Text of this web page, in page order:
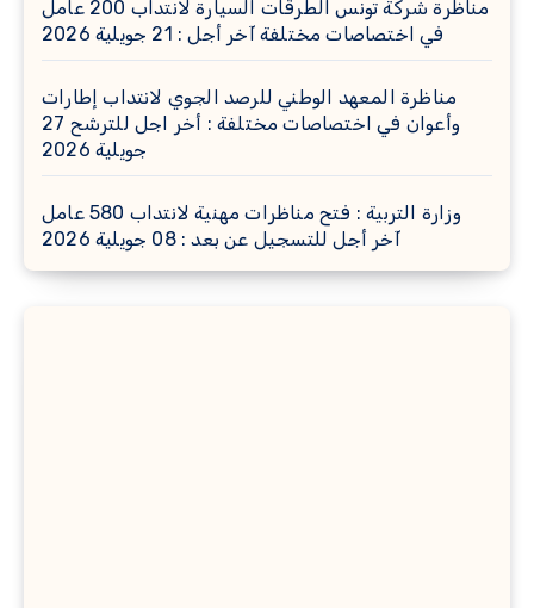
مناظرة شركة تونس الطرقات السيارة لانتداب 200 عامل
في اختصاصات مختلفة آخر أجل : 21 جويلية 2026
مناظرة المعهد الوطني للرصد الجوي لانتداب إطارات
وأعوان في اختصاصات مختلفة : أخر اجل للترشح 27
جويلية 2026
وزارة التربية : فتح مناظرات مهنية لانتداب 580 عامل
آخر أجل للتسجيل عن بعد : 08 جويلية 2026